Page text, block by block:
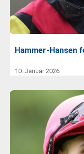
Hammer-Hansen
10. Januar 2026